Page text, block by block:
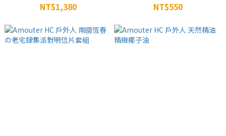
NT$1,380 NT$550